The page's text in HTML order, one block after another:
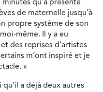
minutes qu’a présenté
de maternelle jusqu’à
propre système de son
même. Il y a eu
des reprises d’artistes
m’ont inspiré et je
»
a déjà deux autres